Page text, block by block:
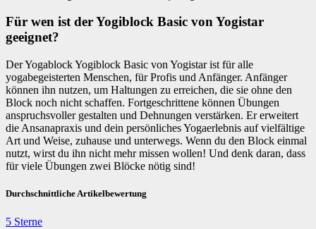
Für wen ist der Yogiblock Basic von Yogistar
geeignet?
Der Yogablock Yogiblock Basic von Yogistar ist für alle
yogabegeisterten Menschen, für Profis und Anfänger. Anfänger
können ihn nutzen, um Haltungen zu erreichen, die sie ohne den
Block noch nicht schaffen. Fortgeschrittene können Übungen
anspruchsvoller gestalten und Dehnungen verstärken. Er erweitert
die Ansanapraxis und dein persönliches Yogaerlebnis auf vielfältige
Art und Weise, zuhause und unterwegs. Wenn du den Block einmal
nutzt, wirst du ihn nicht mehr missen wollen! Und denk daran, dass
für viele Übungen zwei Blöcke nötig sind!
Durchschnittliche Artikelbewertung
5 Sterne